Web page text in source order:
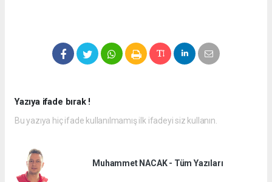
Yazıya ifade bırak !
Bu yazıya hiç ifade kullanılmamış ilk ifadeyi siz kullanın.
Muhammet NACAK - Tüm Yazıları